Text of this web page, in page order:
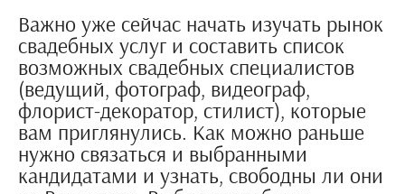
Важно уже сейчас начать изучать рынок
свадебных услуг и составить список
возможных свадебных специалистов
(ведущий, фотограф, видеограф,
флорист-декоратор, стилист), которые
вам приглянулись. Как можно раньше
нужно связаться и выбранными
кандидатами и узнать, свободны ли они